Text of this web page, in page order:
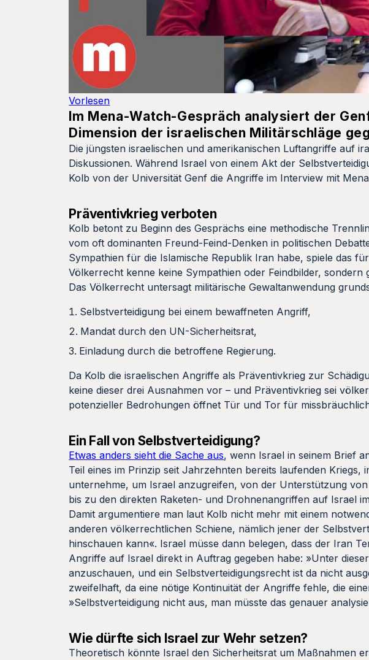
Vorlesen
Im Mena-Watch-Gespräch analysiert der
Dimension der israelischen Militärschläge
Die jüngsten israelischen und amerikanischen Luftangriffe auf
Diskussionen. Während Israel von einem Akt der
Kolb von der Universität Genf die Angriffe im Interview mit
Präventivkrieg verboten
Kolb betont zu Beginn des Gesprächs eine methodische
vom oft dominanten Freund-Feind-Denken in politischen
Sympathien für die Islamische Republik Iran habe, spiele das
Völkerrecht kenne keine Sympathien oder Feindbilder, sondern
Das Völkerrecht untersagt militärische Gewaltanwendung
Selbstverteidigung bei einem bewaffneten Angriff,
Mandat durch den UN-Sicherheitsrat,
Einladung durch die betroffene Regierung.
Da Kolb die israelischen Angriffe als Präventivkrieg zur
keine dieser drei Ausnahmen vor – und Präventivkrieg sei
potenzieller Bedrohungen öffnet Tür und Tor für
Ein Fall von Selbstverteidigung?
Etwas anders sieht die Sache aus, wenn Israel in seinem Brief
Teil eines im Prinzip seit Jahrzehnten bereits laufenden Kriegs,
unternehme, um Israel anzugreifen, von der Unterstützung
bis zu den direkten Raketen- und Drohnenangriffen auf Israel
Damit argumentiere man laut Kolb nicht mehr mit einem
anderen völkerrechtlichen Schiene, nämlich jener der
hinschauen kann«. Israel müsse dann belegen, dass der Iran
Angriffe auf Israel direkt in Auftrag gegeben habe: »Unter
anzuschauen, und ein Selbstverteidigungsrecht ist da nicht
zweifelhaft, da eine nötige Kontinuität der Angriffe fehle, die
»Selbstverteidigung nicht aus, man müsste das genauer
Wie dürfte sich Israel zur Wehr setzen?
Theoretisch könnte Israel den Sicherheitsrat um Maßnahmen